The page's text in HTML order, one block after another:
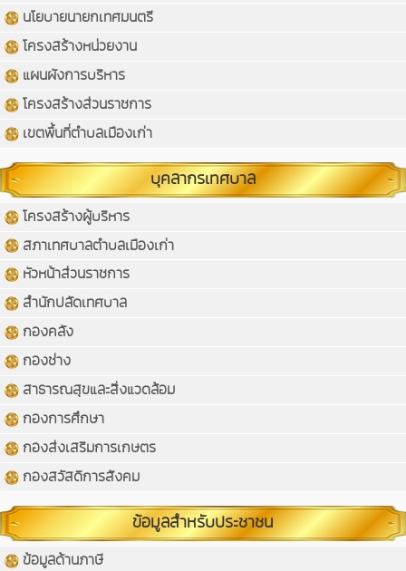
นโยบายนายกเทศมนตรี
โครงสร้างหน่วยงาน
แผนผังการบริหาร
โครงสร้างส่วนราชการ
เขตพื้นที่ตำบลเมืองเก่า
บุคลากรเทศบาล
โครงสร้างผู้บริหาร
สภาเทศบาลตำบลเมืองเก่า
หัวหน้าส่วนราชการ
สำนักปลัดเทศบาล
กองคลัง
กองช่าง
สาธารณสุขและสิ่งแวดล้อม
กองการศึกษา
กองส่งเสริมการเกษตร
กองสวัสดิการสังคม
ข้อมูลสำหรับประชาชน
ข้อมูลด้านภาษี